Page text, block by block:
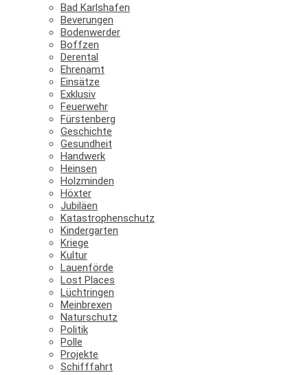
Bad Karlshafen
Beverungen
Bodenwerder
Boffzen
Derental
Ehrenamt
Einsätze
Exklusiv
Feuerwehr
Fürstenberg
Geschichte
Gesundheit
Handwerk
Heinsen
Holzminden
Höxter
Jubiläen
Katastrophenschutz
Kindergarten
Kriege
Kultur
Lauenförde
Lost Places
Lüchtringen
Meinbrexen
Naturschutz
Politik
Polle
Projekte
Schifffahrt